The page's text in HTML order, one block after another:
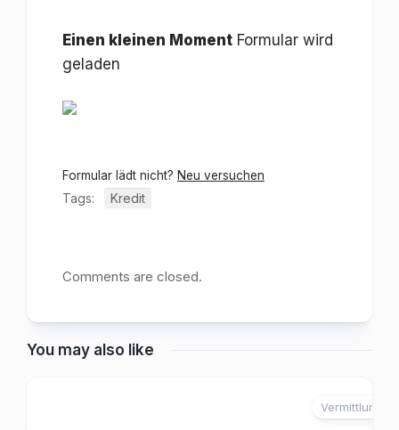
Einen kleinen Moment Formular wird
geladen
Formular lädt nicht? Neu versuchen
Tags: Kredit
Comments are closed.
You may also like
Vermittlung